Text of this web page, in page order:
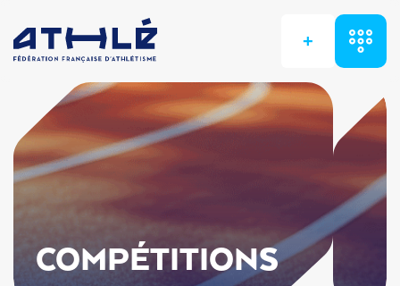
+
COMPÉTITIONS